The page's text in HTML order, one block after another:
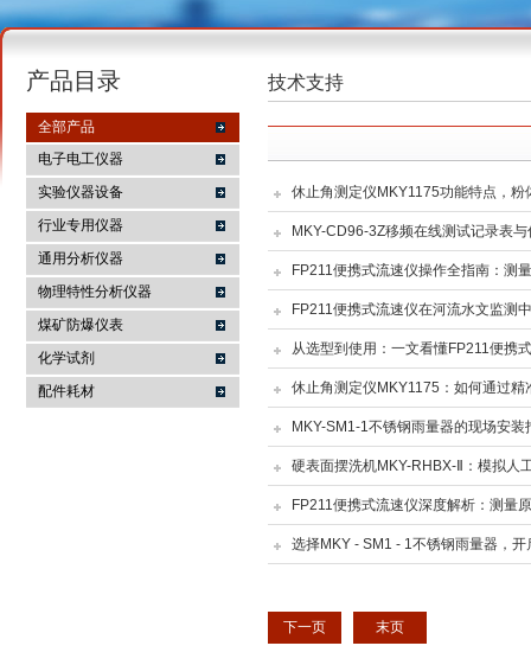
麦科仪（北京）科技有限公司
产品目录
全部产品
电子电工仪器
实验仪器设备
行业专用仪器
通用分析仪器
物理特性分析仪器
煤矿防爆仪表
化学试剂
配件耗材
技术支持
休止角测定仪MKY1175功能特点，
MKY-CD96-3Z移频在线测试记录表
FP211便携式流速仪操作全指南：测
FP211便携式流速仪在河流水文监测
从选型到使用：一文看懂FP211便携
休止角测定仪MKY1175：如何通过
MKY-SM1-1不锈钢雨量器的现场安
硬表面摆洗机MKY-RHBX-Ⅱ：模拟人
FP211便携式流速仪深度解析：测量
选择MKY - SM1 - 1不锈钢雨量器，
下一页 末页